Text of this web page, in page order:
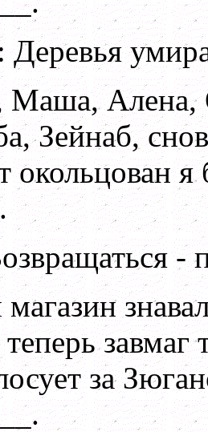
Деревья
Маша, Алена,
Зейнаб,
окольцован
-
завмаг
за